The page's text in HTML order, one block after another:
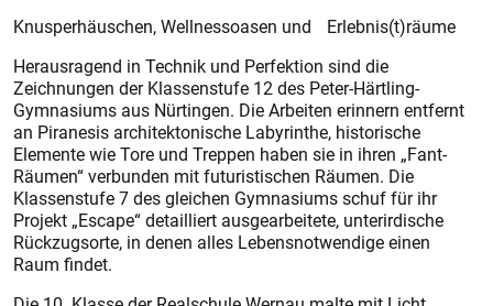
Knusperhäuschen, Wellnessoasen und Erlebnis(t)räume
Herausragend in Technik und Perfektion sind die
Zeichnungen der Klassenstufe 12 des Peter-Härtling-
Gymnasiums aus Nürtingen. Die Ar­beiten erinnern entfernt
an Piranesis architektonische Labyrinthe, historische
Elemente wie Tore und Treppen haben sie in ihren „Fant-
Räumen“ verbunden mit futuristischen Räumen. Die
Klassenstufe 7 des gleichen Gymnasiums schuf für ihr
Projekt „Escape“ detailliert ausgearbeitete, unterirdische
Rückzugsorte, in denen alles Lebensnotwendige einen
Raum findet.